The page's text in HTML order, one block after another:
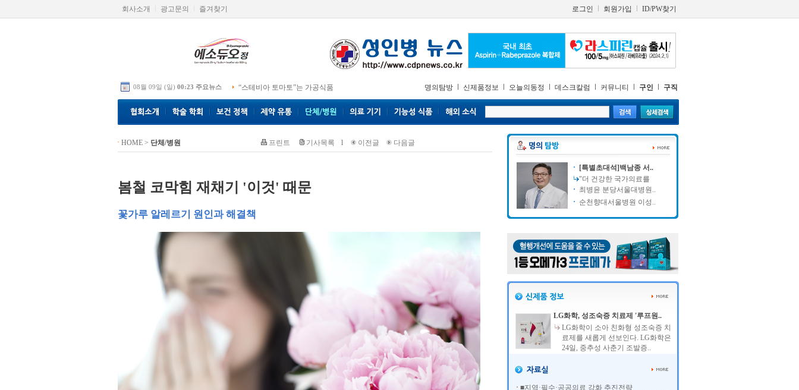
회사소개 광고문의 즐겨찾기 로그인 회원가입 ID/PW찾기
08월 09일 (일) 00:23 주요뉴스 “스테비아 토마토”는 가공식품 명의탐방 신제품정보 오늘의동정 데스크칼럼 커뮤니티 구인 구직
HOME> 단체/병원 프린트 기사목록 l 이전글 다음글
봄철 코막힘 재채기 '이것' 때문
꽃가루 알레르기 원인과 해결책
[특별초대석]백남종 서..
"더 건강한 국가의료를
최병윤 분당서울대병원..
순천향대서울병원 이성..
LG화학, 성조숙증 치료제 '루프원..
LG화학이 소아 친화형 성조숙증 치
료제를 새롭게 선보인다. LG화학은
24일, 중추성 사춘기 조발증..
■지역·필수·공공의료 강화 추진전략